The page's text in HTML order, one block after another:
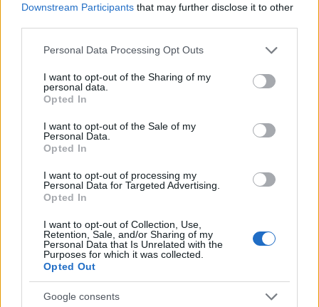
Downstream Participants that may further disclose it to other
Please note that this website/app uses one or more Google
not limited to your visit or usage behaviour. You may click to
grant or deny consent to Google and its third-party tags to
use your data for below specified purposes in below Google
consent section.
Personal Data Processing Opt Outs
I want to opt-out of the Sharing of my
personal data.
Opted In
I want to opt-out of the Sale of my
Personal Data.
Opted In
I want to opt-out of processing my
Personal Data for Targeted Advertising.
Opted In
I want to opt-out of Collection, Use,
Retention, Sale, and/or Sharing of my
Personal Data that Is Unrelated with the
Purposes for which it was collected.
Opted Out
Google consents
Η Apple αποφασίζει ποιος μένει και ποιος φεύγει και